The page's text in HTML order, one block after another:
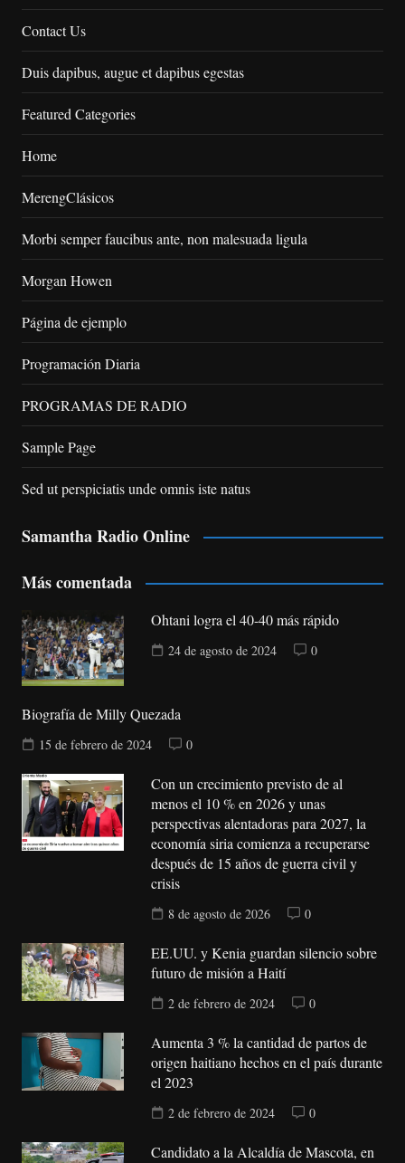
Contact Us
Duis dapibus, augue et dapibus egestas
Featured Categories
Home
MerengClásicos
Morbi semper faucibus ante, non malesuada ligula
Morgan Howen
Página de ejemplo
Programación Diaria
PROGRAMAS DE RADIO
Sample Page
Sed ut perspiciatis unde omnis iste natus
Samantha Radio Online
Más comentada
Ohtani logra el 40-40 más rápido
24 de agosto de 2024 0
Biografía de Milly Quezada
15 de febrero de 2024 0
Con un crecimiento previsto de al
menos el 10 % en 2026 y unas
perspectivas alentadoras para 2027, la
economía siria comienza a recuperarse
después de 15 años de guerra civil y
crisis
8 de agosto de 2026 0
EE.UU. y Kenia guardan silencio sobre
futuro de misión a Haití
2 de febrero de 2024 0
Aumenta 3 % la cantidad de partos de
origen haitiano hechos en el país durante
el 2023
2 de febrero de 2024 0
Candidato a la Alcaldía de Mascota, en